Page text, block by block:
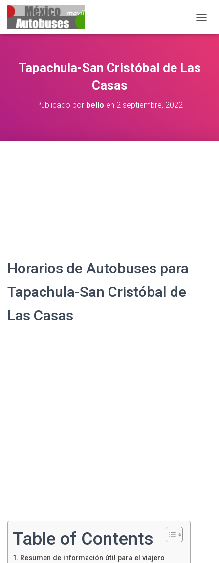
Tapachula-San Cristóbal de Las
Casas
Publicado por bello en 2 septiembre, 2022
Horarios de Autobuses para
Tapachula-San Cristóbal de
Las Casas
Table of Contents
Resumen de información útil para el viajero